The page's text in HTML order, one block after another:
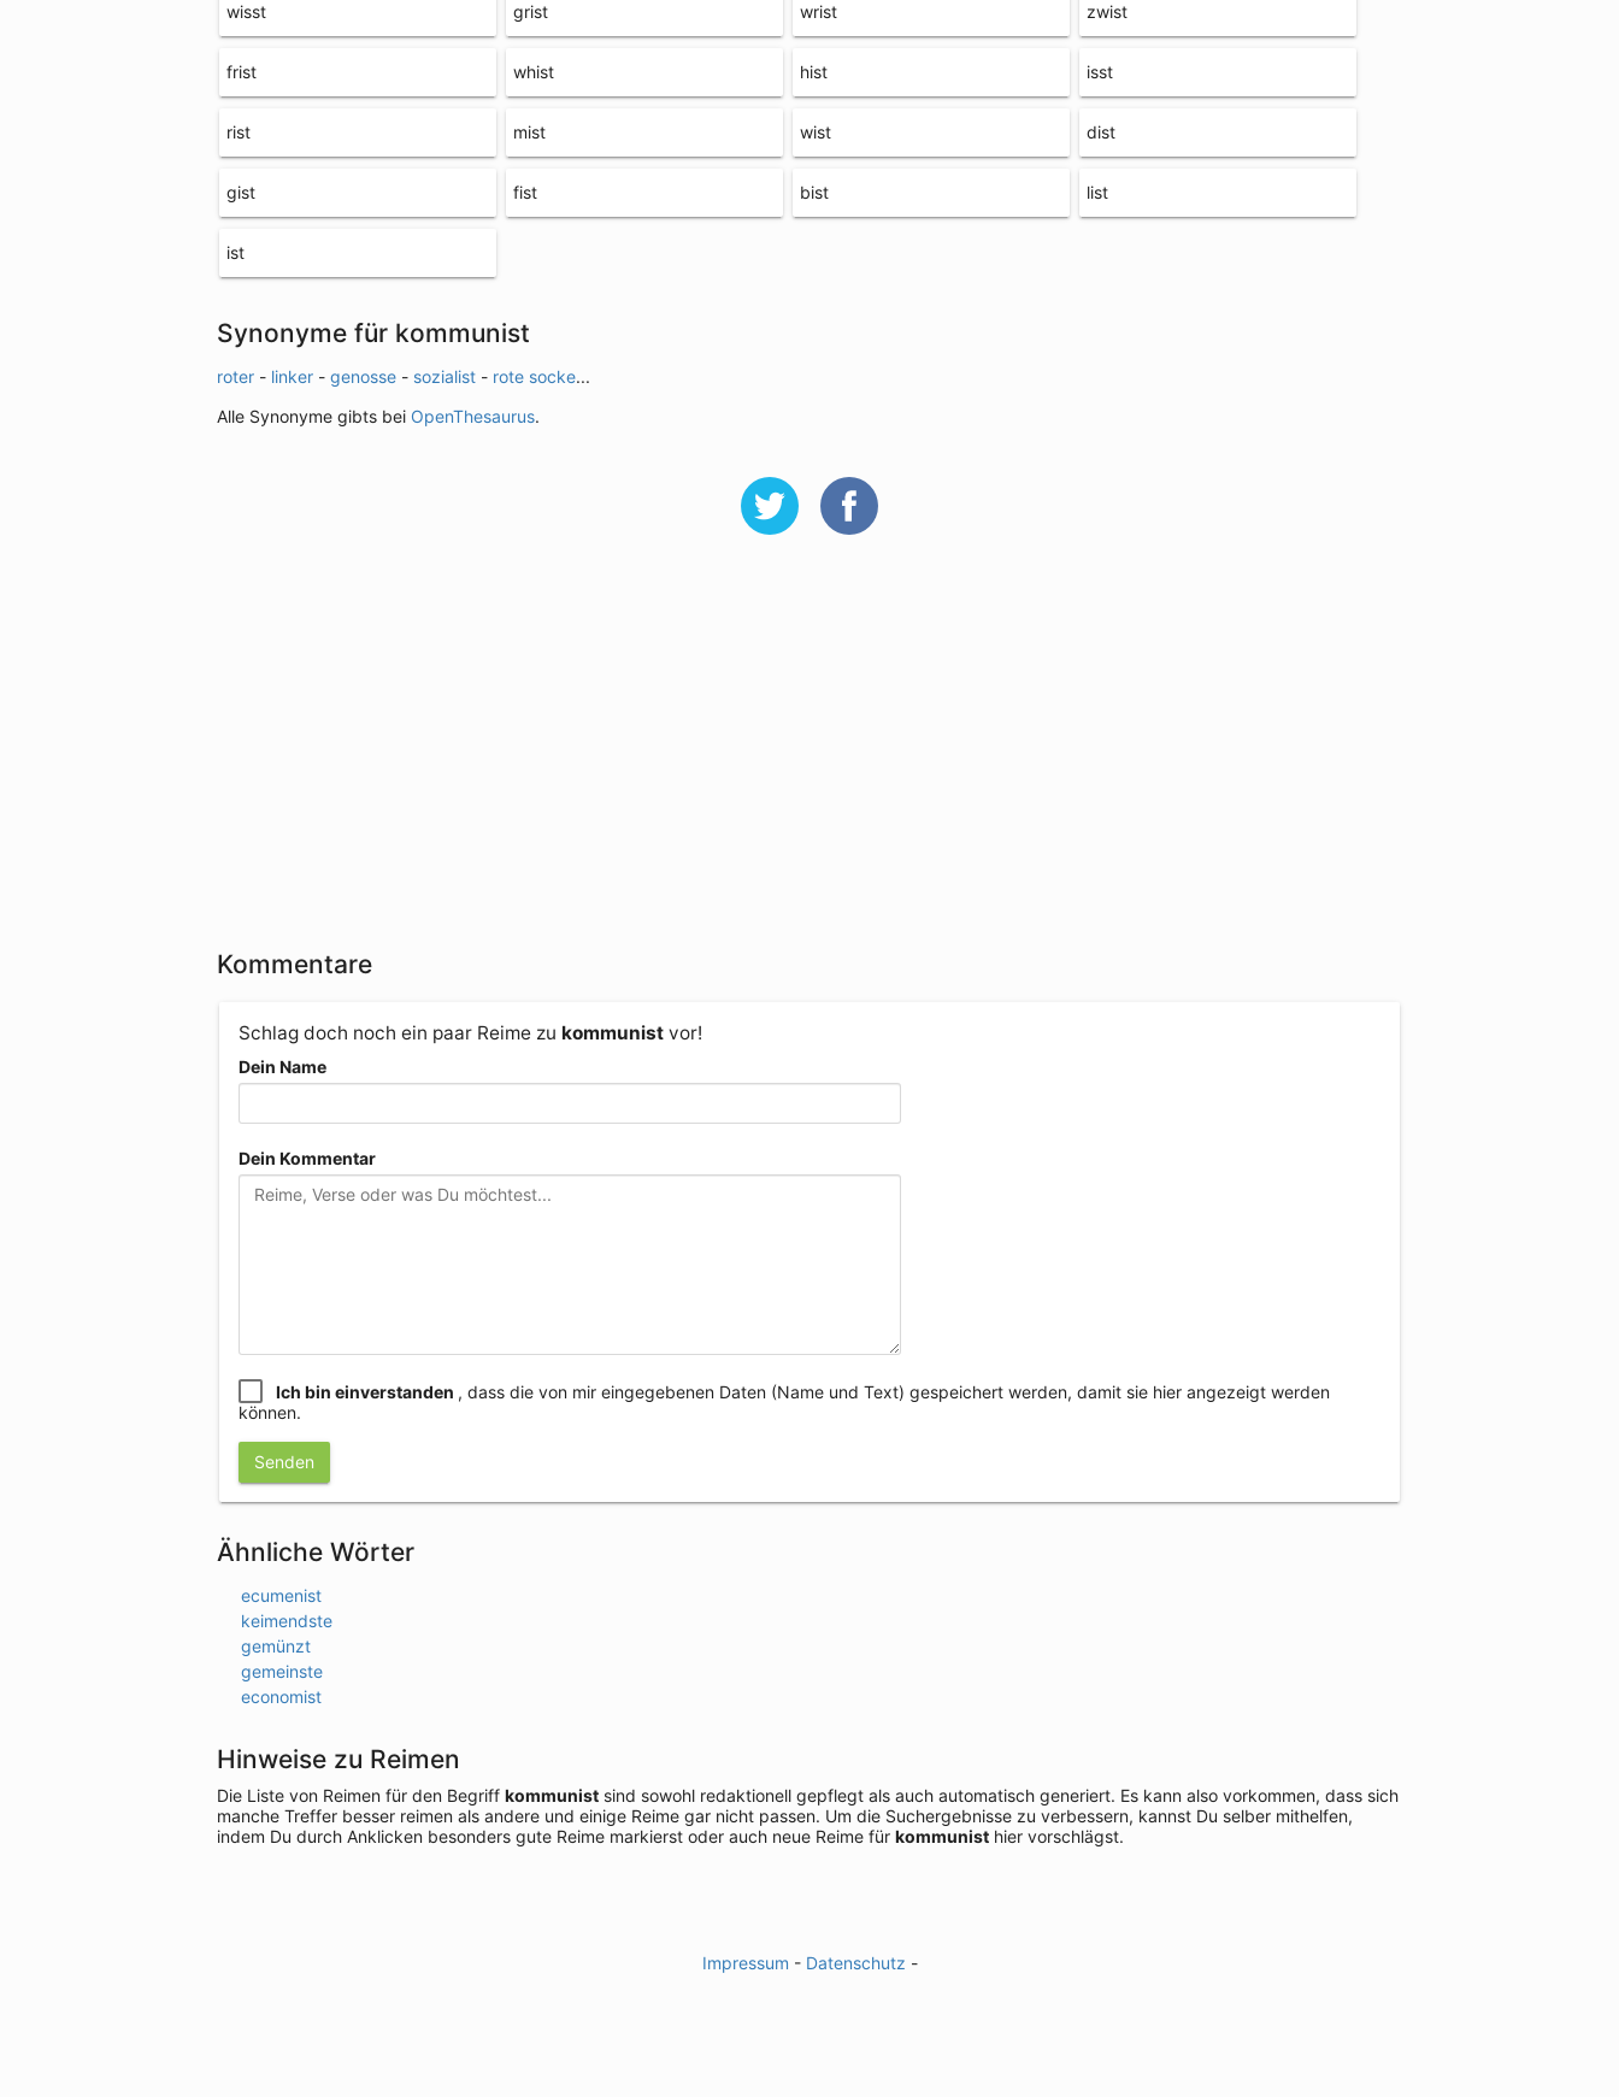
wisst grist wrist zwist
frist whist hist isst
rist mist wist dist
gist fist bist list
ist
Synonyme für kommunist
roter - linker - genosse - sozialist - rote socke...
Alle Synonyme gibts bei OpenThesaurus.
Kommentare
Schlag doch noch ein paar Reime zu kommunist vor!
Dein Name
Dein Kommentar
Ich bin einverstanden , dass die von mir eingegebenen Daten (Name und Text) gespeichert werden, damit sie hier angezeigt werden
können.
Senden
Ähnliche Wörter
ecumenist
keimendste
gemünzt
gemeinste
economist
Hinweise zu Reimen
Die Liste von Reimen für den Begriff kommunist sind sowohl redaktionell gepflegt als auch automatisch generiert. Es kann also vorkommen, dass sich
manche Treffer besser reimen als andere und einige Reime gar nicht passen. Um die Suchergebnisse zu verbessern, kannst Du selber mithelfen,
indem Du durch Anklicken besonders gute Reime markierst oder auch neue Reime für kommunist hier vorschlägst.
Impressum - Datenschutz -